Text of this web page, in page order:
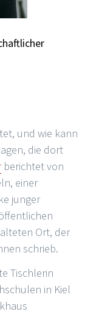
und wie kann
die dort
berichtet von
einer
junger
Ort, der
schrieb.
Tischlerin
in Kiel